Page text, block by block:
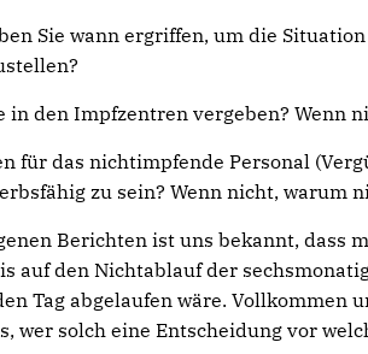
Sie wann ergriffen, um die
in den Impfzentren vergeben? Wenn
für das nichtimpfende Personal
zu sein? Wenn nicht, warum
Berichten ist uns bekannt, dass
auf den Nichtablauf der
Tag abgelaufen wäre. Vollkommen
wer solch eine Entscheidung vor